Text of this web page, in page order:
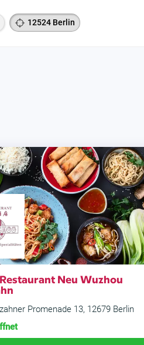
12524 Berlin
Neu Wuzhou
Promenade 13, 12679 Berlin